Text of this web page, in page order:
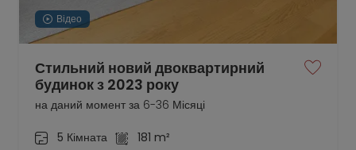
Відео
Стильний новий двоквартирний
будинок з 2023 року
на даний момент за 6-36 Місяці
5 Кімната
181 m²